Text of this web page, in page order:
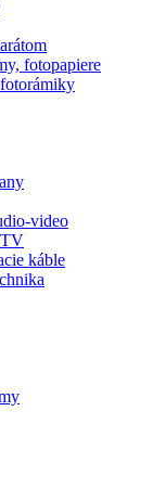
fotopapiere
video
TV
káble